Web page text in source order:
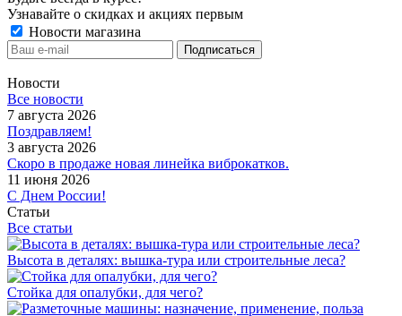
Узнавайте о скидках и акциях первым
Новости магазина
Новости
Все новости
7 августа 2026
Поздравляем!
3 августа 2026
Скоро в продаже новая линейка виброкатков.
11 июня 2026
С Днем России!
Статьи
Все статьи
Высота в деталях: вышка-тура или строительные леса?
Стойка для опалубки, для чего?